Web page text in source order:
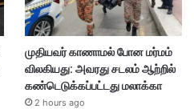
முதியவர் காணாமல் போன மர்மம்
விலகியது: அவரது சடலம் ஆற்றில்
கண்டெடுக்கப்பட்டது மலாக்கா
2 hours ago